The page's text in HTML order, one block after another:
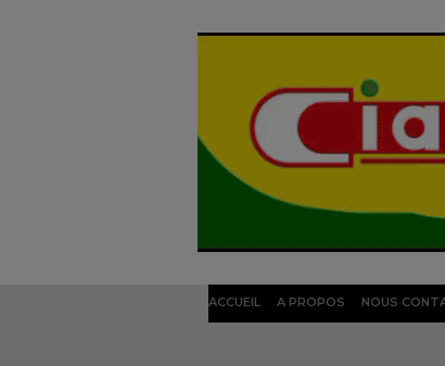
ACCUEIL A PROPOS NOUS